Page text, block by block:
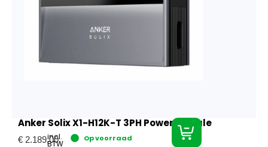
Anker Solix X1-H12K-T 3PH Power Module
€ 2.189,00
incl.
BTW
Op voorraad